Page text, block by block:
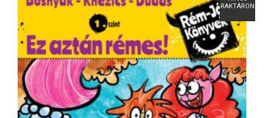
RAKTÁRON